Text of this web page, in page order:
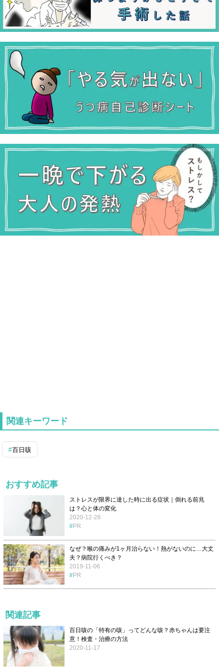
関連キーワード
百日咳
おすすめ記事
ストレスが限界に達した時に出る症状｜倒れる前兆
は？心と体の変化
2020-12-28
PR
なぜ？喉の痛みが1ヶ月治らない！熱がないのに…大丈
夫？病院行くべき？
2019-11-06
PR
関連記事
百日咳の「特有の咳」ってどんな咳？赤ちゃんは要注
意！検査・治療の方法
2020-11-17